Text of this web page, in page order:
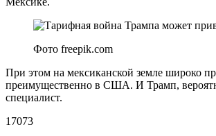
Фото freepik.com
При этом на мексиканской земле широко
преимущественно в США. И Трамп,
специалист.
17073